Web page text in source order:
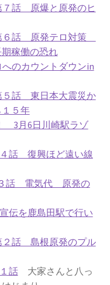
に13兆円賠償命令
撤去 失敗続きで計画
話 原爆と原発のヒ
６話 原発テロ対策
稼働の恐れ
へのカウントダウンin
話 東日本大震災か
５年
3月6日川崎駅ラゾ
話 復興ほど遠い線
３話 電気代 原発の
伝を鹿島田駅で行い
２話 島根原発のプル
話大家さんと八っ